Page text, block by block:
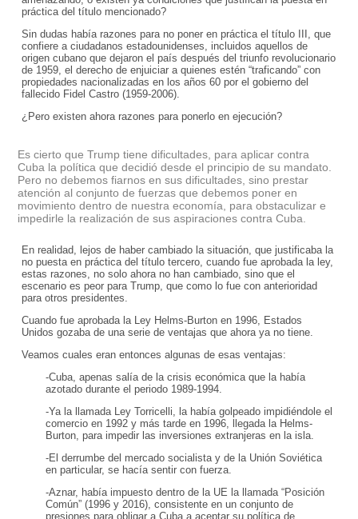
práctica del título mencionado?
Sin dudas había razones para no poner en práctica el título III, que
confiere a ciudadanos estadounidenses, incluidos aquellos de
origen cubano que dejaron el país después del triunfo revolucionario
de 1959, el derecho de enjuiciar a quienes estén “traficando” con
propiedades nacionalizadas en los años 60 por el gobierno del
fallecido Fidel Castro (1959-2006).
¿Pero existen ahora razones para ponerlo en ejecución?
Es cierto que Trump tiene dificultades, para aplicar contra
Cuba la política que decidió desde el principio de su mandato.
Pero no debemos fiarnos en sus dificultades, sino prestar
atención al conjunto de fuerzas que debemos poner en
movimiento dentro de nuestra economía, para obstaculizar e
impedirle la realización de sus aspiraciones contra Cuba.
En realidad, lejos de haber cambiado la situación, que justificaba la
no puesta en práctica del título tercero, cuando fue aprobada la ley,
estas razones, no solo ahora no han cambiado, sino que el
escenario es peor para Trump, que como lo fue con anterioridad
para otros presidentes.
Cuando fue aprobada la Ley Helms-Burton en 1996, Estados
Unidos gozaba de una serie de ventajas que ahora ya no tiene.
Veamos cuales eran entonces algunas de esas ventajas:
-Cuba, apenas salía de la crisis económica que la había
azotado durante el periodo 1989-1994.
-Ya la llamada Ley Torricelli, la había golpeado impidiéndole el
comercio en 1992 y más tarde en 1996, llegada la Helms-
Burton, para impedir las inversiones extranjeras en la isla.
-El derrumbe del mercado socialista y de la Unión Soviética
en particular, se hacía sentir con fuerza.
-Aznar, había impuesto dentro de la UE la llamada “Posición
Común” (1996 y 2016), consistente en un conjunto de
presiones para obligar a Cuba a aceptar su política de